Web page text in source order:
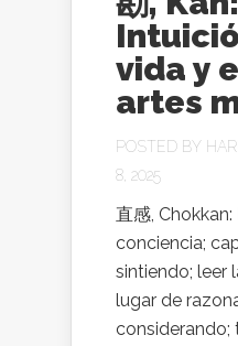
vida y
artes
POSTED BY
8, 2025
直感,
conciencia;
sintiendo; leer
lugar de
considerando;